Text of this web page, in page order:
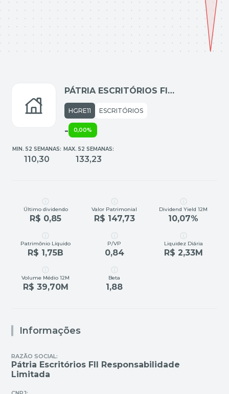
PÁTRIA ESCRITÓRIOS FI
IMOBILIÁRIO RESPONSABILIDADE
HGRE11 ESCRITÓRIOS
- 0,00%
MIN. 52 SEMANAS:
110,30
MAX. 52 SEMANAS:
133,23
Último dividendo
R$ 0,85
Valor Patrimonial
R$ 147,73
Dividend Yield 12M
10,07%
Patrimônio Líquido
R$ 1,75B
P/VP
0,84
Liquidez Diária
R$ 2,33M
Volume Médio 12M
R$ 39,70M
Beta
1,88
Informações
RAZÃO SOCIAL:
Pátria Escritórios FII Responsabilidade
Limitada